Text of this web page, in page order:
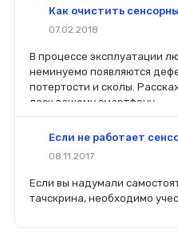
Как очистить
07.02.2018
В процессе эксплуатации
неминуемо появляются
потертости и сколы.
лоск вашему смартфону.
Если не работает
08.11.2017
Если вы надумали
тачскрина, необходимо